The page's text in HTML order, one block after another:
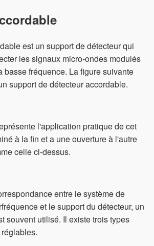
est un support de détecteur qui
les signaux micro-ondes modulés
basse fréquence. La figure suivante
support de détecteur accordable.
l'application pratique de cet
à la fin et a une ouverture à l'autre
celle ci-dessus.
entre le système de
et le support du détecteur, un
souvent utilisé. Il existe trois types